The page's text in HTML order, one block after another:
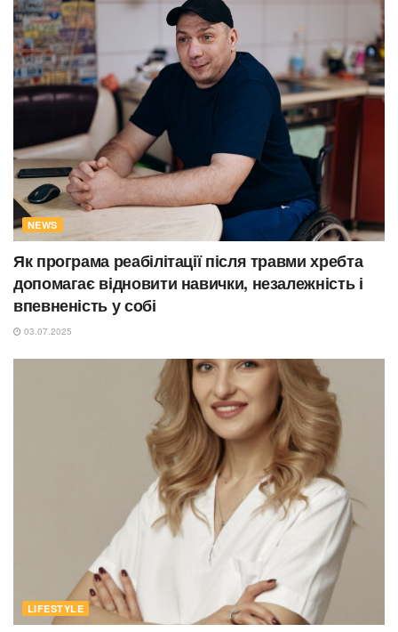
NEWS
Як програма реабілітації після травми хребта
допомагає відновити навички, незалежність і
впевненість у собі
03.07.2025
LIFESTYLE